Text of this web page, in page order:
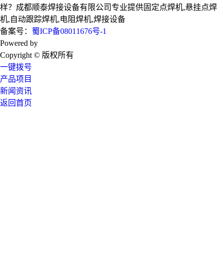
样？成都顺泰焊接设备有限公司专业提供固定点焊机,悬挂点焊
机,自动跟踪焊机,电阻焊机,焊接设备
备案号： 蜀ICP备08011676号-1
Powered by
Copyright © 版权所有
一键拨号
产品项目
新闻资讯
返回首页